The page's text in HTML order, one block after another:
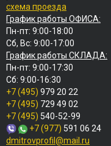
схема проезда
График работы ОФИСА:
Пн-пт: 9:00-18:00
Сб, Вс: 9:00-17:00
График работы СКЛАДА:
Пн-пт: 9:00-17:30
Сб: 9:00-16:30
+7 (495) 979 20 22
+7 (495) 729 49 02
+7 (495) 540-52-99
+7 (977) 591 06 24
dmitrovprofil@mail.ru